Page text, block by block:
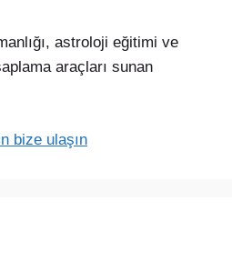
astroloji eğitimi ve
araçları sunan
bize ulaşın